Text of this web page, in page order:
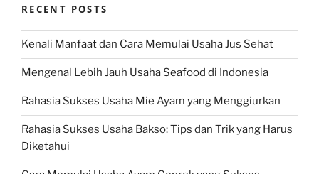
RECENT POSTS
Kenali Manfaat dan Cara Memulai Usaha Jus Sehat
Mengenal Lebih Jauh Usaha Seafood di Indonesia
Rahasia Sukses Usaha Mie Ayam yang Menggiurkan
Rahasia Sukses Usaha Bakso: Tips dan Trik yang Harus
Diketahui